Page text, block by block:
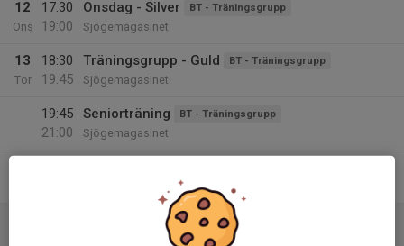
12
Ons
17:30
19:00
Onsdag - Silver BT - Träningsgrupp
Sjögemagasinet
13
Tor
18:30
19:45
Träningsgrupp - Guld BT - Träningsgrupp
Sjögemagasinet
19:45
21:00
Seniorträning BT - Träningsgrupp
Sjögemagasinet